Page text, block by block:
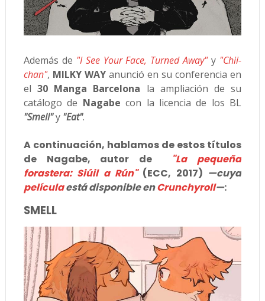
Además de "I See Your Face, Turned Away"y "Chii-
chan", MILKY WAYanunció en su conferencia en
el30 Manga Barcelona la ampliación de su
catálogo de Nagabe con la licencia de los BL
"Smell"y "Eat".
A continuación, hablamos de estos títulos
de Nagabe, autor de
"La pequeña
forastera: Siúil a Rún"(ECC, 2017) —cuya
películaestá disponible enCrunchyroll—:
SMELL